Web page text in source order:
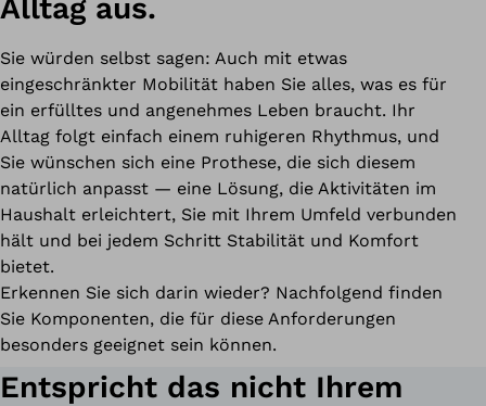
Alltag aus.
Sie würden selbst sagen: Auch mit etwas
eingeschränkter Mobilität haben Sie alles, was es für
ein erfülltes und angenehmes Leben braucht. Ihr
Alltag folgt einfach einem ruhigeren Rhythmus, und
Sie wünschen sich eine Prothese, die sich diesem
natürlich anpasst — eine Lösung, die Aktivitäten im
Haushalt erleichtert, Sie mit Ihrem Umfeld verbunden
hält und bei jedem Schritt Stabilität und Komfort
bietet.
Erkennen Sie sich darin wieder? Nachfolgend finden
Sie Komponenten, die für diese Anforderungen
besonders geeignet sein können.
Entspricht das nicht Ihrem